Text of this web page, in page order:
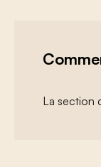
La section